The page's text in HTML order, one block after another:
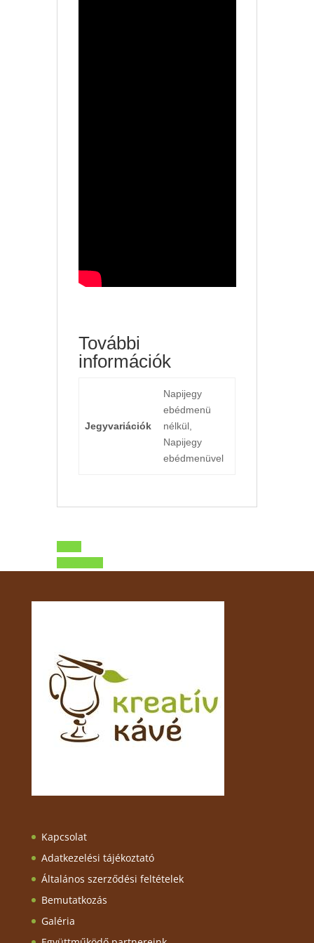
További
információk
Jegyvariációk
Napijegy
ebédmenü
nélkül,
Napijegy
ebédmenüvel
Kapcsolat
Adatkezelési tájékoztató
Általános szerződési feltételek
Bemutatkozás
Galéria